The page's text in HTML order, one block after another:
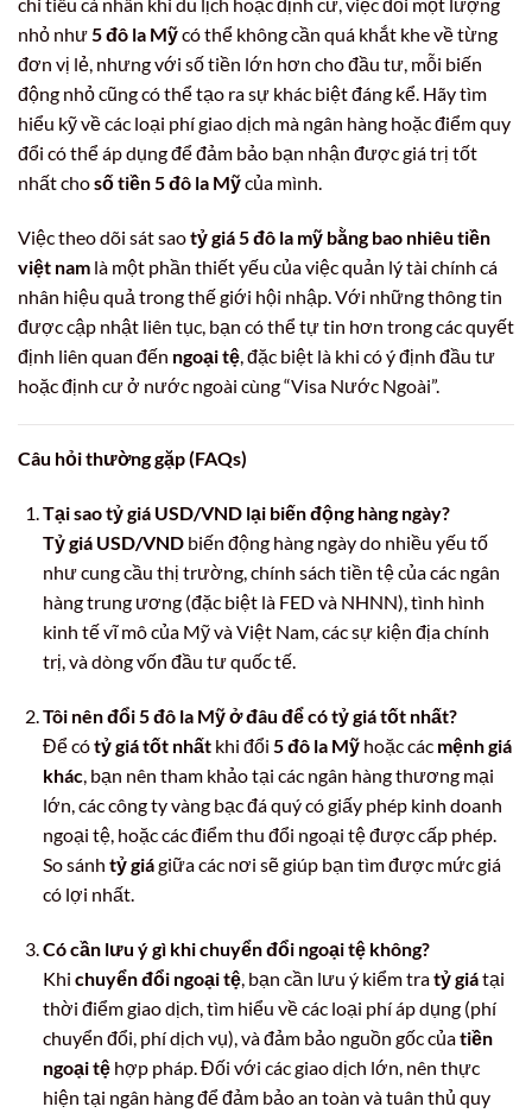
nhỏ như 5 đô la Mỹcó thể không cần quá khắt khe về từng
đơn vị lẻ, nhưng với số tiền lớn hơn cho đầu tư, mỗi biến
động nhỏ cũng có thể tạo ra sự khác biệt đáng kể. Hãy tìm
hiểu kỹ về các loại phí giao dịch mà ngân hàng hoặc điểm quy
đổi có thể áp dụng để đảm bảo bạn nhận được giá trị tốt
nhất chosố tiền 5 đô la Mỹcủa mình.
Việc theo dõi sát saotỷ giá 5 đô la mỹ bằng bao nhiêu tiền
việt nam là một phần thiết yếu của việc quản lý tài chính cá
nhân hiệu quả trong thế giới hội nhập. Với những thông tin
được cập nhật liên tục, bạn có thể tự tin hơn trong các quyết
định liên quan đến ngoại tệ , đặc biệt là khi có ý định đầu tư
hoặc định cư ở nước ngoài cùng “Visa Nước Ngoài”.
Câu hỏi thường gặp (FAQs)
Tại sao tỷ giá USD/VND lại biến động hàng ngày?
Tỷ giá USD/VNDbiến động hàng ngày do nhiều yếu tố
như cung cầu thị trường, chính sách tiền tệ của các ngân
hàng trung ương (đặc biệt là FED và NHNN), tình hình
kinh tế vĩ mô của Mỹ và Việt Nam, các sự kiện địa chính
trị, và dòng vốn đầu tư quốc tế.
Tôi nên đổi 5 đô la Mỹ ở đâu để có tỷ giá tốt nhất?
Để cótỷ giá tốt nhấtkhi đổi 5 đô la Mỹhoặc các mệnh giá
khác, bạn nên tham khảo tại các ngân hàng thương mại
lớn, các công ty vàng bạc đá quý có giấy phép kinh doanh
ngoại tệ, hoặc các điểm thu đổi ngoại tệ được cấp phép.
So sánh tỷ giágiữa các nơi sẽ giúp bạn tìm được mức giá
có lợi nhất.
Có cần lưu ý gì khi chuyển đổi ngoại tệ không?
Khi chuyển đổi ngoại tệ, bạn cần lưu ý kiểm tratỷ giátại
thời điểm giao dịch, tìm hiểu về các loại phí áp dụng (phí
chuyển đổi, phí dịch vụ), và đảm bảo nguồn gốc củatiền
ngoại tệhợp pháp. Đối với các giao dịch lớn, nên thực
hiện tại ngân hàng để đảm bảo an toàn và tuân thủ quy